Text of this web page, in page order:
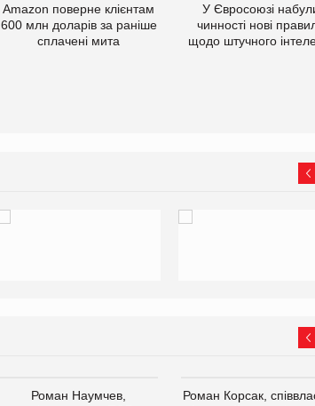
Amazon поверне клієнтам
600 млн доларів за раніше
сплачені мита
У Євросоюзі
чинності нові
щодо штучного
Роман Наумчев,
Роман Корсак,